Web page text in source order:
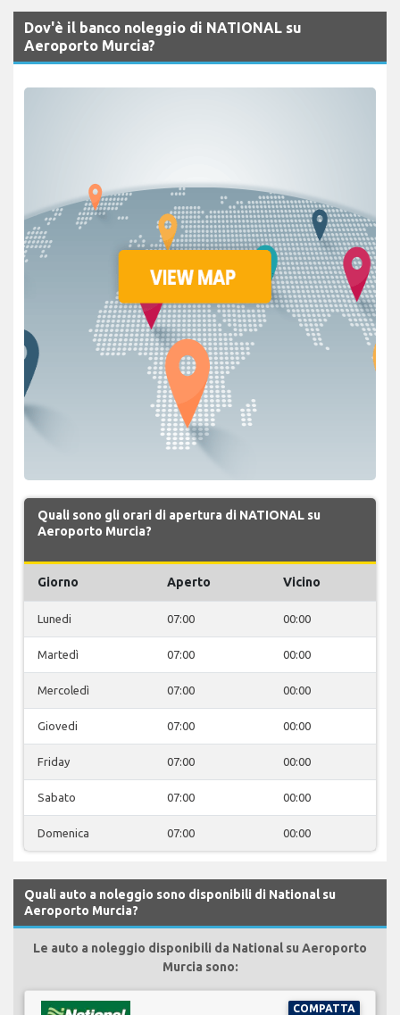
Dov'è il banco noleggio di NATIONAL su
Aeroporto Murcia?
Quali sono gli orari di apertura di NATIONAL su
Aeroporto Murcia?
Giorno Aperto Vicino
Lunedi 07:00 00:00
Martedì 07:00 00:00
Mercoledì 07:00 00:00
Giovedi 07:00 00:00
Friday 07:00 00:00
Sabato 07:00 00:00
Domenica 07:00 00:00
Quali auto a noleggio sono disponibili di National su
Aeroporto Murcia?
Le auto a noleggio disponibili da National su Aeroporto
Murcia sono:
COMPATTA